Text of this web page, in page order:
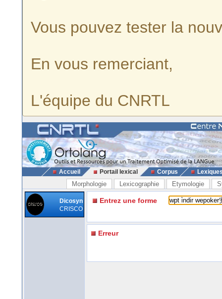
Vous pouvez tester la
En vous remerciant,
L'équipe du CNRTL
Accueil Portail lexical Corpus
Morphologie Lexicographie Etymologie
Dicosyn
CRISCO
Entrez une forme
Erreur